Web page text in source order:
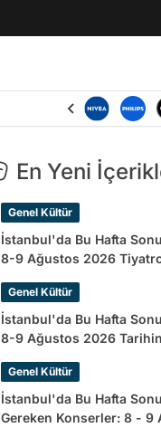
En Yeni
Genel Kültür
İstanbul'da Bu Hafta
8-9 Ağustos 2026
Genel Kültür
İstanbul'da Bu Hafta
8-9 Ağustos 2026
Genel Kültür
İstanbul'da Bu Hafta
Gereken Konserler: 8 - 9